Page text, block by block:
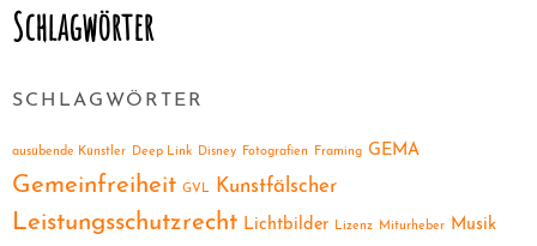
Schlagwörter
SCHLAGWÖRTER
ausübende Künstler Deep Link Disney Fotografien Framing GEMA
Gemeinfreiheit GVL Kunstfälscher
Leistungsschutzrecht Lichtbilder Lizenz Miturheber Musik